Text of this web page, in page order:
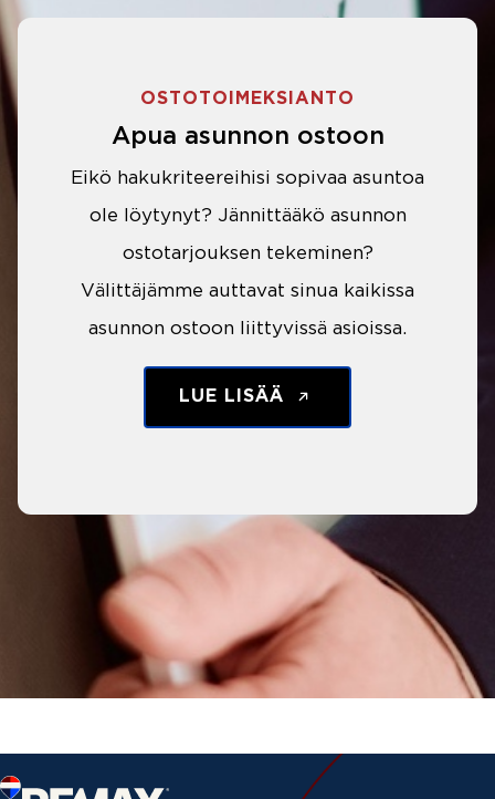
OSTOTOIMEKSIANTO
Apua asunnon ostoon
Eikö hakukriteereihisi sopivaa asuntoa
ole löytynyt? Jännittääkö asunnon
ostotarjouksen tekeminen?
Välittäjämme auttavat sinua kaikissa
asunnon ostoon liittyvissä asioissa.
LUE LISÄÄ